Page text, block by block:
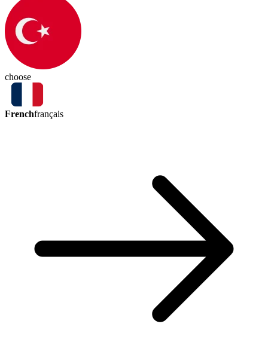
choose
Frenchfrançais